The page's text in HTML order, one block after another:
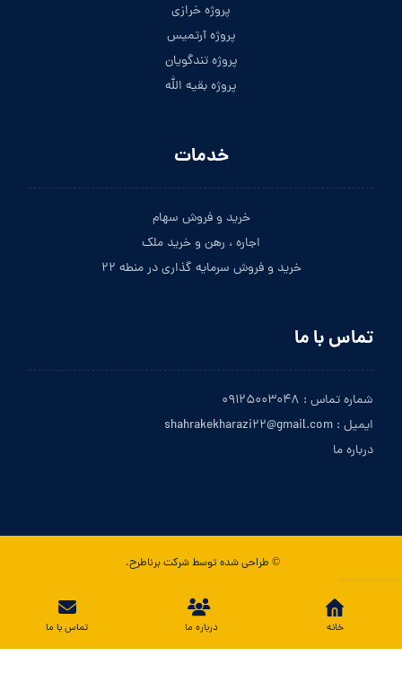
پروژه خرازی
پروژه آرتمیس
پروژه تندگویان
پروژه بقیه الله
خدمات
خرید و فروش سهام
اجاره ، رهن و خرید ملک
خرید و فروش سرمایه گذاری در منطه ۲۲
تماس با ما
شماره تماس : ۰۹۱۲۵۰۰۳۰۴۸
ایمیل : shahrakekharazi۲۲@gmail.com
درباره ما
© طراحی شده توسط شرکت برناطرح.
تماس با ما خانه درباره ما تماس با ما